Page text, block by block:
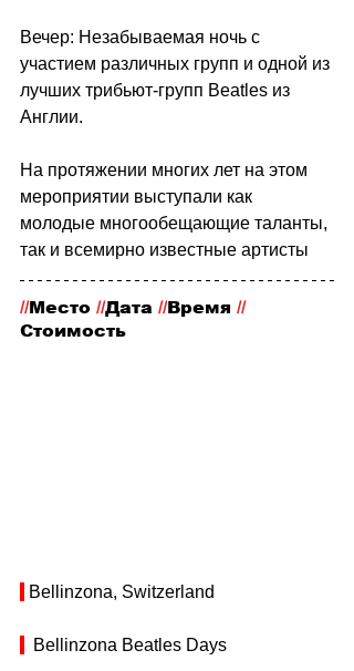
Вечер: Незабываемая ночь с
участием различных групп и одной из
лучших трибьют-групп Beatles из
Англии.
На протяжении многих лет на этом
мероприятии выступали как
молодые многообещающие таланты,
так и всемирно известные артисты
//Место //Дата //Время //
Стоимость
Bellinzona, Switzerland
Bellinzona Beatles Days